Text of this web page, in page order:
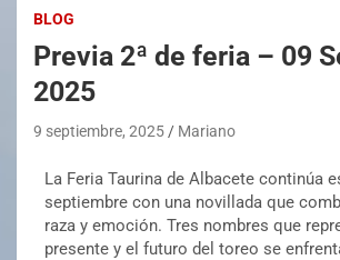
BLOG
Previa 2ª de feria – 09
2025
9 septiembre, 2025 Mariano
La Feria Taurina de Albacete continúa
septiembre con una novillada que
raza y emoción. Tres nombres que
presente y el futuro del toreo se